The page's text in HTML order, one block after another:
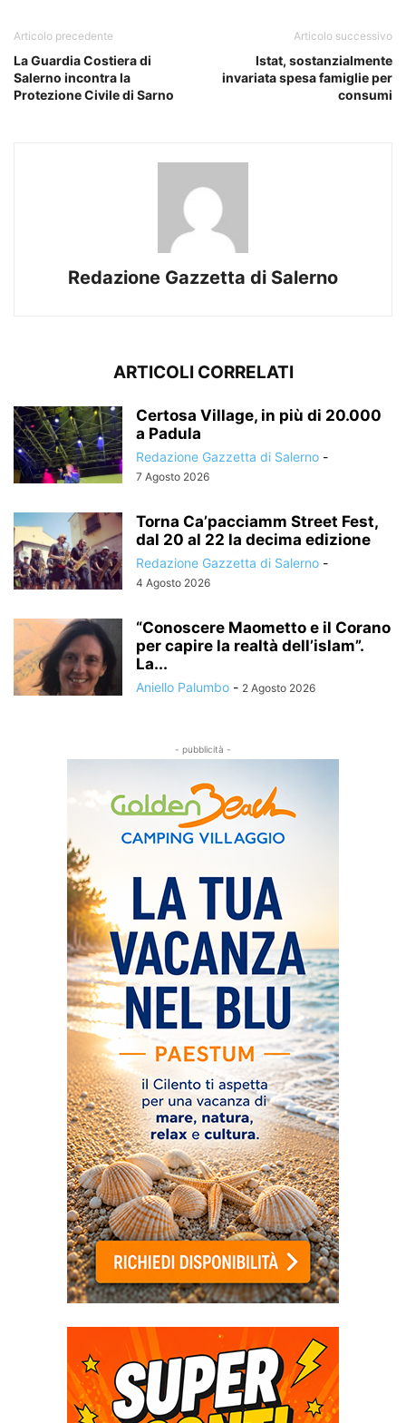
Articolo precedente
La Guardia Costiera di
Salerno incontra la
Protezione Civile di Sarno
Articolo successivo
Istat, sostanzialmente
invariata spesa famiglie per
consumi
Redazione Gazzetta di Salerno
ARTICOLI CORRELATI
Certosa Village, in più di 20.000
a Padula
Redazione Gazzetta di Salerno -
7 Agosto 2026
Torna Ca’pacciamm Street Fest,
dal 20 al 22 la decima edizione
Redazione Gazzetta di Salerno -
4 Agosto 2026
“Conoscere Maometto e il Corano
per capire la realtà dell’islam”.
La...
Aniello Palumbo - 2 Agosto 2026
- pubblicità -